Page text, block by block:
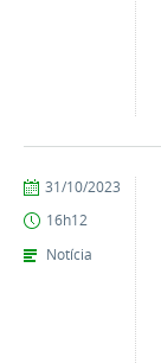
publicado
31/10/2023
16h12
Notícia